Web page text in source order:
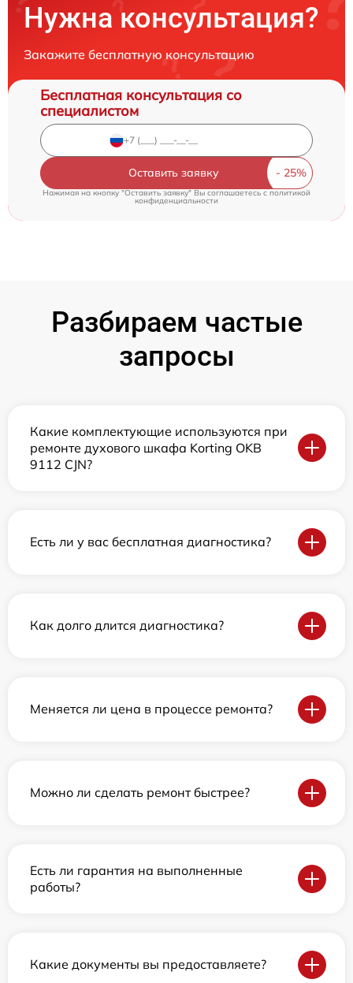
Нужна консультация?
Закажите бесплатную консультацию
Бесплатная консультация со
специалистом
Оставить заявку
Нажимая на кнопку "Оставить заявку" Вы соглашаетесь cполитикой
конфиденциальности
Разбираем частые
запросы
Какие комплектующие используются при
ремонте духового шкафа Korting OKB
9112 CJN?
Есть ли у вас бесплатная диагностика?
Как долго длится диагностика?
Меняется ли цена в процессе ремонта?
Можно ли сделать ремонт быстрее?
Есть ли гарантия на выполненные
работы?
Какие документы вы предоставляете?